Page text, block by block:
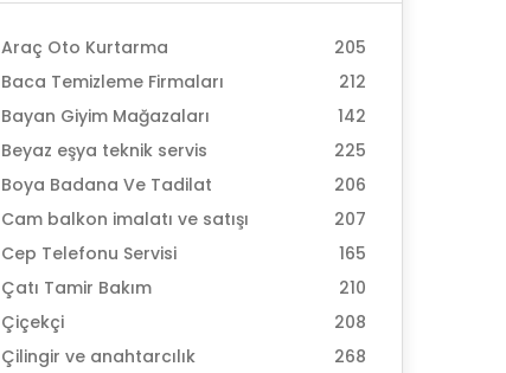
Araç Oto Kurtarma
205
Baca Temizleme Firmaları
212
Bayan Giyim Mağazaları
142
Beyaz eşya teknik servis
225
Boya Badana Ve Tadilat
206
Cam balkon imalatı ve satışı
207
Cep Telefonu Servisi
165
Çatı Tamir Bakım
210
Çiçekçi
208
Çilingir ve anahtarcılık
268